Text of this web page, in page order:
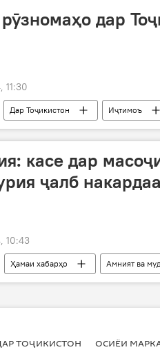
дар
11:30
Дар Тоҷикистон Иҷтимоъ
касе дар
ҷалб
10:43
Ҳамаи хабарҳо Амният ва
ТОҶИКИСТОН ОСИЁИ